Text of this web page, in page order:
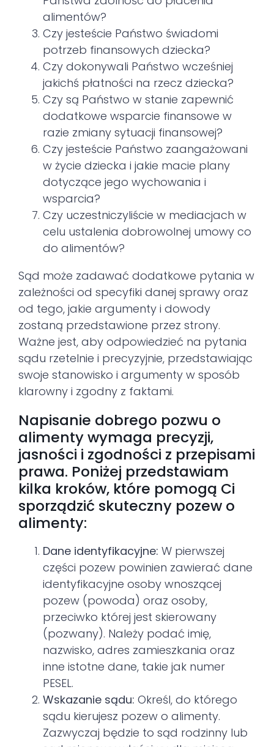
alimentów?
Czy jesteście Państwo świadomi
potrzeb finansowych dziecka?
Czy dokonywali Państwo wcześniej
jakichś płatności na rzecz dziecka?
Czy są Państwo w stanie zapewnić
dodatkowe wsparcie finansowe w
razie zmiany sytuacji finansowej?
Czy jesteście Państwo zaangażowani
w życie dziecka i jakie macie plany
dotyczące jego wychowania i
wsparcia?
Czy uczestniczyliście w mediacjach w
celu ustalenia dobrowolnej umowy co
do alimentów?
Sąd może zadawać dodatkowe pytania w
zależności od specyfiki danej sprawy oraz
od tego, jakie argumenty i dowody
zostaną przedstawione przez strony.
Ważne jest, aby odpowiedzieć na pytania
sądu rzetelnie i precyzyjnie, przedstawiając
swoje stanowisko i argumenty w sposób
klarowny i zgodny z faktami.
Napisanie dobrego pozwu o
alimenty wymaga precyzji,
jasności i zgodności z przepisami
prawa. Poniżej przedstawiam
kilka kroków, które pomogą Ci
sporządzić skuteczny pozew o
alimenty:
Dane identyfikacyjne: W pierwszej
części pozew powinien zawierać dane
identyfikacyjne osoby wnoszącej
pozew (powoda) oraz osoby,
przeciwko której jest skierowany
(pozwany). Należy podać imię,
nazwisko, adres zamieszkania oraz
inne istotne dane, takie jak numer
PESEL.
Wskazanie sądu: Określ, do którego
sądu kierujesz pozew o alimenty.
Zazwyczaj będzie to sąd rodzinny lub